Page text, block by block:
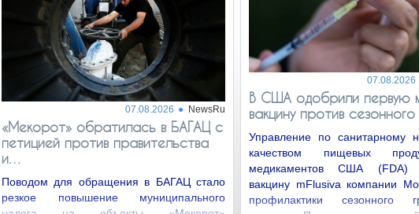
07.08.2026 NewsRu
«Мекорот» обратилась в БАГАЦ с
петицией против правительства
и…
Поводом для обращения в БАГАЦ стало
резкое повышение муниципального
07.08.2026
В США одобрили первую
вакцину против
Управление по санитарному
качеством пищевых
медикаментов США (FDA)
вакцину mFlusiva компании
профилактики сезонного